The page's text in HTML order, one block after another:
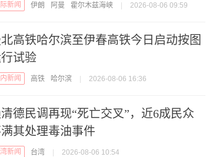
新闻 伊朗 阿曼 霍尔木兹海峡 2026-08-06 09:59
高铁哈尔滨至伊春高铁今日启动按图
试验
新闻 高铁 哈尔滨 2026-08-06 16:36
德民调再现“死亡交叉”，近6成民众
其处理毒油事件
新闻 台湾 2026-08-06 10:54